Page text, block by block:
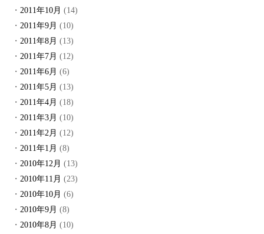
2011年10月 (14)
2011年9月 (10)
2011年8月 (13)
2011年7月 (12)
2011年6月 (6)
2011年5月 (13)
2011年4月 (18)
2011年3月 (10)
2011年2月 (12)
2011年1月 (8)
2010年12月 (13)
2010年11月 (23)
2010年10月 (6)
2010年9月 (8)
2010年8月 (10)